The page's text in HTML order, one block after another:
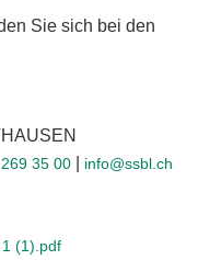
Sie sich bei den
35 00 info@ssbl.ch
(1).pdf